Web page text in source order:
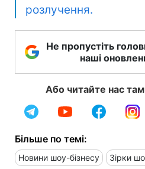
розлучення.
Не пропустіть
наші
Або читайте нас
Більше по темі:
Новини шоу-бізнесу Зірки